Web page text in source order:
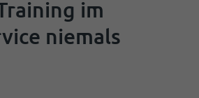
im
niemals